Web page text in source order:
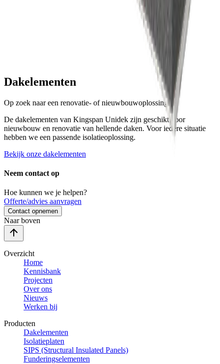
Dakelementen
Op zoek naar een renovatie- of nieuwbouwoplossing?
De dakelementen van Kingspan Unidek zijn geschikt voor
nieuwbouw en renovatie van hellende daken. Voor iedere situatie
hebben we een passende isolatieoplossing.
Bekijk onze dakelementen
Neem contact op
Hoe kunnen we je helpen?
Offerte/advies aanvragen
Contact opnemen
Naar boven
Overzicht
Home
Kennisbank
Projecten
Over ons
Nieuws
Werken bij
Producten
Dakelementen
Isolatieplaten
SIPS (Structural Insulated Panels)
Funderingselementen